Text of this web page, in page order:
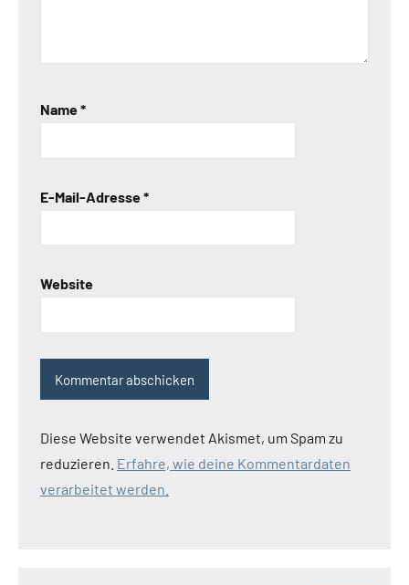
Name*
E-Mail-Adresse*
Website
Diese Website verwendet Akismet, um Spam zu
reduzieren. Erfahre, wie deine Kommentardaten
verarbeitet werden.